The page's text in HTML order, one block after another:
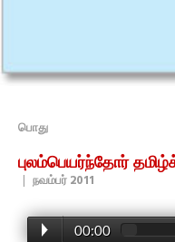
பொது
புலம்பெயர்ந்தோர்
| நவம்பர் 2011
00:00